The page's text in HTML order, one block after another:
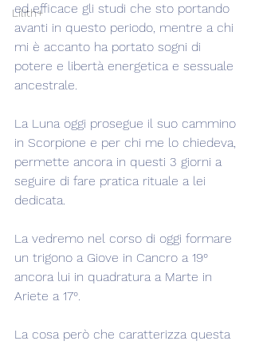
Lilith+
ed efficace gli studi che sto portando
avanti in questo periodo, mentre a chi
mi è accanto ha portato sogni di
potere e libertà energetica e sessuale
ancestrale.
La Luna oggi prosegue il suo cammino
in Scorpione e per chi me lo chiedeva,
permette ancora in questi 3 giorni a
seguire di fare pratica rituale a lei
dedicata.
La vedremo nel corso di oggi formare
un trigono a Giove in Cancro a 19°
ancora lui in quadratura a Marte in
Ariete a 17°.
La cosa però che caratterizza questa